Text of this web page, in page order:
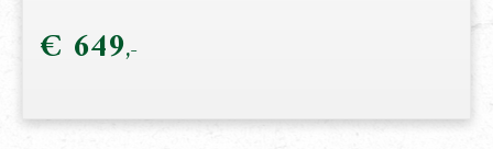
€ 649